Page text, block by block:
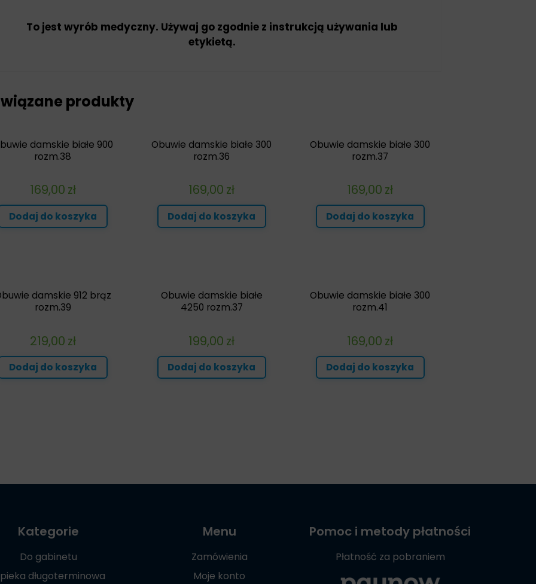
To jest wyrób medyczny. Używaj go zgodnie z instrukcją używania lub
etykietą.
produkty
damskie białe 900
rozm.38
169,00 zł
Dodaj do koszyka
Obuwie damskie białe 300
rozm.36
169,00 zł
Dodaj do koszyka
Obuwie damskie białe 300
rozm.37
169,00 zł
Dodaj do koszyka
damskie 912 brąz
rozm.39
219,00 zł
Dodaj do koszyka
Obuwie damskie białe
4250 rozm.37
199,00 zł
Dodaj do koszyka
Obuwie damskie białe 300
rozm.41
169,00 zł
Dodaj do koszyka
Kategorie
Do gabinetu
długoterminowa
Menu
Zamówienia
Moje konto
Pomoc i metody płatności
Płatność za pobraniem